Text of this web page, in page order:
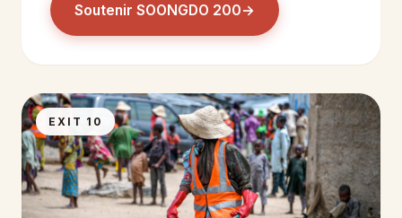
Soutenir SOONGDO 200→
EXIT 10